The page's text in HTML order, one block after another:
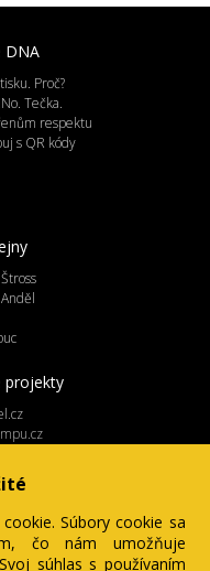
Súbory cookie sa
čo nám umožňuje
súhlas s používaním
DNA
Proč?
Tečka.
respektu
s QR kódy
projekty